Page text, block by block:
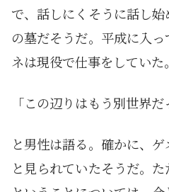
で、話しにくそうに話し
の墓だそうだ。平成に入
ネは現役で仕事をしていた。
「この辺りはもう別世界だ
と男性は語る。確かに、
と見られていたそうだ。